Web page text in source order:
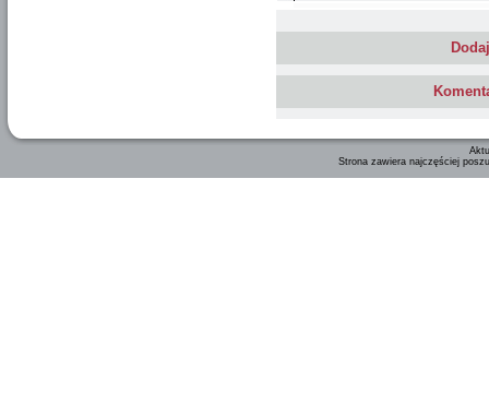
Strona zawiera najczęściej